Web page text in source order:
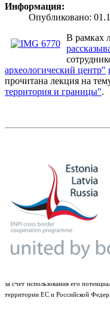
Информация:
Опубликовано:
В рамках
археологический центр"
прочитана лекция на
территория и границы".
за счет использования его
территории ЕС и Российской